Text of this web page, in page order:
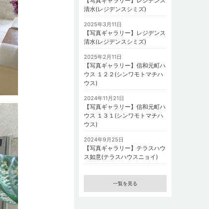
清水(レジデンスシミズ)
2025年3月11日
【写真ギャラリー】レジデンス
清水(レジデンスシミズ)
2025年2月11日
【写真ギャラリー】信和元町ハ
ウス １２２(シンワモトマチハ
ウス)
2024年11月21日
【写真ギャラリー】信和元町ハ
ウス １３１(シンワモトマチハ
ウス)
2024年9月25日
【写真ギャラリー】テラスハウ
ス如意(テラスハウスニョイ)
一覧を見る